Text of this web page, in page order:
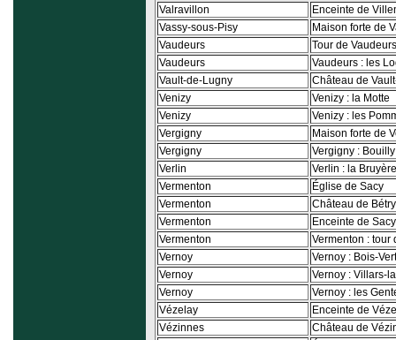
Valravillon
Enceinte de
Vassy-sous-Pisy
Maison forte de
Vaudeurs
Tour de Vaudeurs
Vaudeurs
Vaudeurs : les
Vault-de-Lugny
Château de
Venizy
Venizy : la Motte
Venizy
Venizy : les
Vergigny
Maison forte de
Vergigny
Vergigny : Bouilly
Verlin
Verlin : la Bruyère
Vermenton
Église de Sacy
Vermenton
Château de Bétry
Vermenton
Enceinte de Sacy
Vermenton
Vermenton : tour
Vernoy
Vernoy : Bois-Vert
Vernoy
Vernoy : Villars-
Vernoy
Vernoy : les
Vézelay
Enceinte de
Vézinnes
Château de